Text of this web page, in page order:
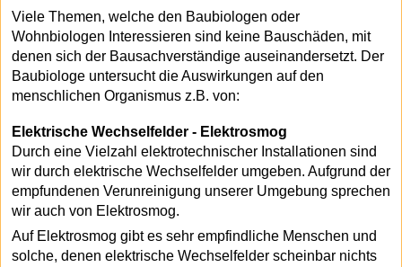
Viele Themen, welche den Baubiologen oder
Wohnbiologen Interessieren sind keine Bauschäden, mit
denen sich der Bausachverständige auseinandersetzt. Der
Baubiologe untersucht die Auswirkungen auf den
menschlichen Organismus z.B. von:
Elektrische Wechselfelder - Elektrosmog
Durch eine Vielzahl elektrotechnischer Installationen sind
wir durch elektrische Wechselfelder umgeben. Aufgrund der
empfundenen Verunreinigung unserer Umgebung sprechen
wir auch von Elektrosmog.
Auf Elektrosmog gibt es sehr empfindliche Menschen und
solche, denen elektrische Wechselfelder scheinbar nichts